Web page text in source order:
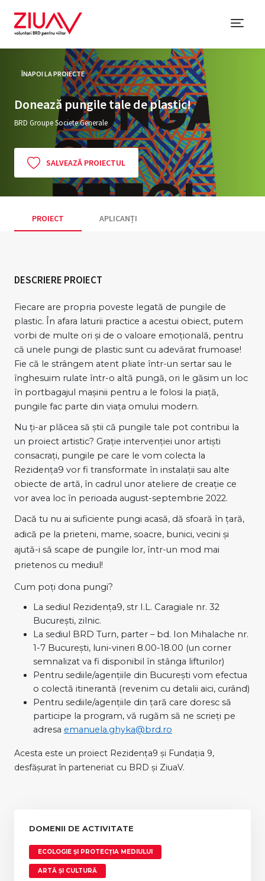
ÎNAPOI LA PROIECTE
Donează pungile tale de plastic!
BRD Groupe Societe Generale
SALVEAZĂ PROIECTUL
PROIECT APLICANȚI
DESCRIERE PROIECT
Fiecare are propria poveste legată de pungile de
plastic. În afara laturii practice a acestui obiect, putem
vorbi de multe ori şi de o valoare emoţională, pentru
că unele pungi de plastic sunt cu adevărat frumoase!
Fie că le strângem atent pliate într-un sertar sau le
înghesuim rulate într-o altă pungă, ori le găsim un loc
în portbagajul maşinii pentru a le folosi la piaţă,
pungile fac parte din viaţa omului modern.
Nu ţi-ar plăcea să ştii că pungile tale pot contribui la
un proiect artistic? Graţie intervenţiei unor artişti
consacraţi, pungile pe care le vom colecta la
Rezidenţa9 vor fi transformate în instalaţii sau alte
obiecte de artă, în cadrul unor ateliere de creaţie ce
vor avea loc în perioada august-septembrie 2022.
Dacă tu nu ai suficiente pungi acasă, dă sfoară în țară,
adică pe la prieteni, mame, soacre, bunici, vecini și
ajută-i să scape de pungile lor, într-un mod mai
prietenos cu mediul!
Cum poţi dona pungi?
La sediul Rezidenţa9, str I.L. Caragiale nr. 32
Bucureşti, zilnic.
La sediul BRD Turn, parter – bd. Ion Mihalache nr.
1-7 Bucureşti, luni-vineri 8.00-18.00 (un corner
semnalizat va fi disponibil în stânga lifturilor)
Pentru sediile/agenţiile din Bucureşti vom efectua
o colectă itinerantă (revenim cu detalii aici, curând)
Pentru sediile/agenţiile din ţară care doresc să
participe la program, vă rugăm să ne scrieţi pe
adresa emanuela.ghyka@brd.ro
Acesta este un proiect Rezidența9 și Fundația 9,
desfășurat în parteneriat cu BRD și ZiuaV.
DOMENII DE ACTIVITATE
ECOLOGIE ȘI PROTECȚIA MEDIULUI
ARTĂ ȘI CULTURĂ